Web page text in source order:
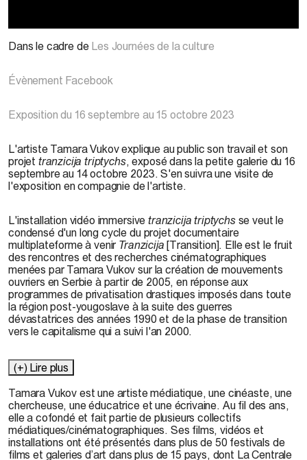
2023.
Dans le cadre de Les Journées de la culture
Évènement Facebook
Exposition du 16 septembre au 15 octobre 2023
L'artiste Tamara Vukov explique au public son travail et son
projet tranzicija triptychs, exposé dans la petite galerie du 16
septembre au 14 octobre 2023. S'en suivra une visite de
l'exposition en compagnie de l'artiste.
L'installation vidéo immersivetranzicijatriptychsse veut le
condensé d'un long cycle du projet documentaire
multiplateforme à venir Tranzicija [Transition]. Elle est le fruit
des rencontres et des recherches cinématographiques
menées par Tamara Vukov sur la création de mouvements
ouvriers en Serbie à partir de 2005, en réponse aux
programmes de privatisation drastiques imposés dans toute
la région post-yougoslave à la suite des guerres
dévastatrices des années 1990 et de la phase de transition
vers le capitalisme qui a suivi l'an 2000.
(+) Lire plus
Tamara Vukov est une artiste médiatique, une cinéaste, une
chercheuse, une éducatrice et une écrivaine. Au fil des ans,
elle a cofondé et fait partie de plusieurs collectifs
médiatiques/cinématographiques. Ses films, vidéos et
installations ont été présentés dans plus de 50 festivals de
films et galeries d’art dans plus de 15 pays, dont La Centrale